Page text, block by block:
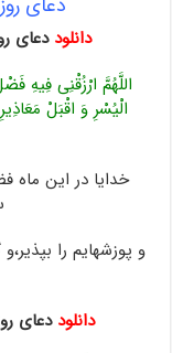
دانلود دعای
اللَّهُمَّ ارْزُقْنِی فِیهِ
الْیُسْرِ وَ اقْبَلْ
خدایا در این ماه
و پوزشهایم را
دانلود دعای